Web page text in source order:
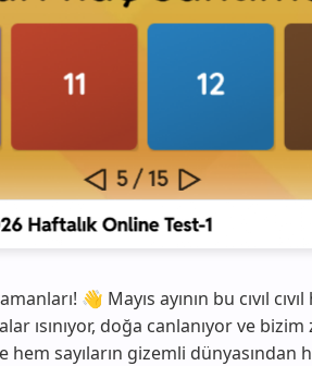
👋 Mayıs ayının bu cıvıl
ısınıyor, doğa canlanıyor ve
hem sayıların gizemli dünyasından